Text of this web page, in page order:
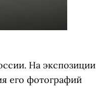
На экспозиции
его фотографий